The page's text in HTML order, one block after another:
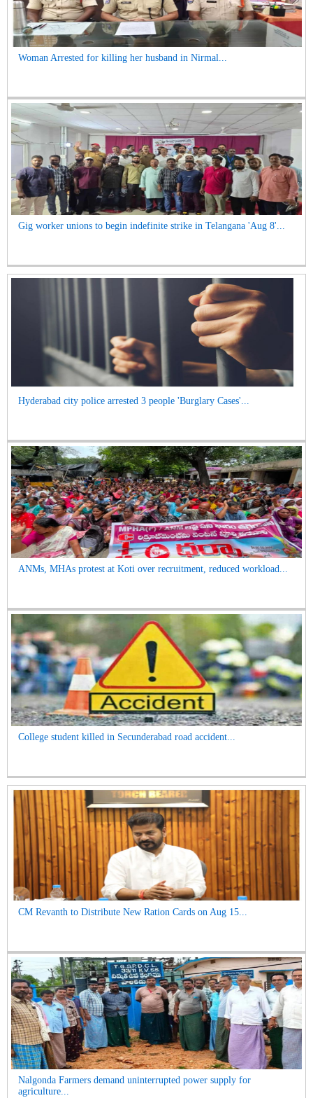
Woman Arrested for killing her husband in Nirmal...
Gig worker unions to begin indefinite strike in Telangana 'Aug 8'...
Hyderabad city police arrested 3 people 'Burglary Cases'...
ANMs, MHAs protest at Koti over recruitment, reduced workload...
College student killed in Secunderabad road accident...
CM Revanth to Distribute New Ration Cards on Aug 15...
Nalgonda Farmers demand uninterrupted power supply for
agriculture...